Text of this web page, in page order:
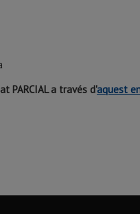
PARCIAL a través d'aquest